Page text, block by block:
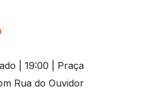
| 19:00 | Praça
Rua do Ouvidor